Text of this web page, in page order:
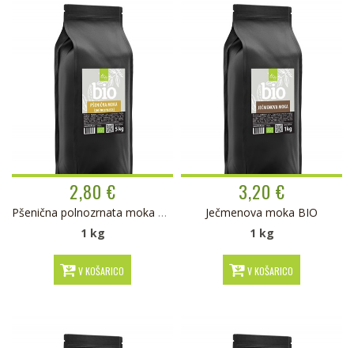
2,80 €
Pšenična polnozrnata moka BIO
1 kg
V KOŠARICO
3,20 €
Ječmenova moka BIO
1 kg
V KOŠARICO